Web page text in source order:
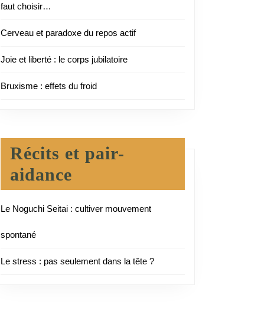
faut choisir…
Cerveau et paradoxe du repos actif
Joie et liberté : le corps jubilatoire
Bruxisme : effets du froid
Récits et pair-
aidance
Le Noguchi Seitai : cultiver mouvement
spontané
Le stress : pas seulement dans la tête ?